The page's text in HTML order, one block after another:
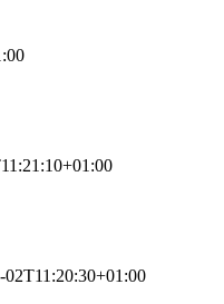
02T11:20:30+01:00